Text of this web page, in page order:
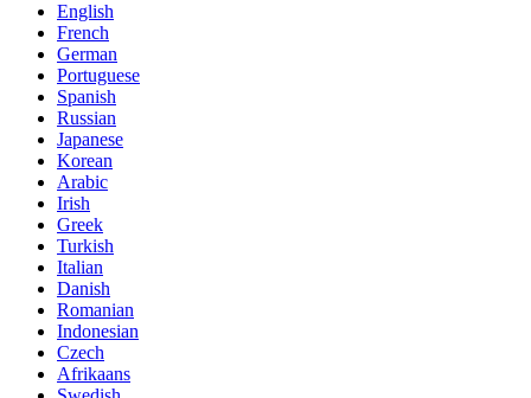
English
French
German
Portuguese
Spanish
Russian
Japanese
Korean
Arabic
Irish
Greek
Turkish
Italian
Danish
Romanian
Indonesian
Czech
Afrikaans